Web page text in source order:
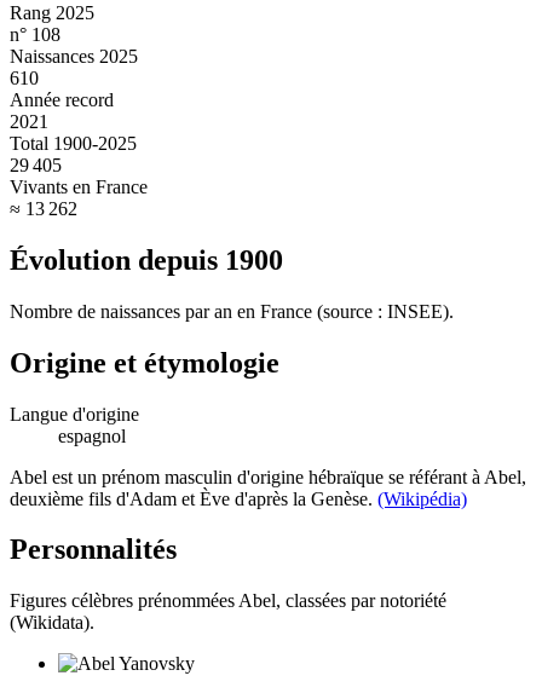
Rang 2025
n° 108
Naissances 2025
610
Année record
2021
Total 1900-2025
29 405
Vivants en France
≈ 13 262
Évolution depuis 1900
Nombre de naissances par an en France (source : INSEE).
Origine et étymologie
Langue d'origine
espagnol
Abel est un prénom masculin d'origine hébraïque se référant à Abel,
deuxième fils d'Adam et Ève d'après la Genèse. (Wikipédia)
Personnalités
Figures célèbres prénommées Abel, classées par notoriété
(Wikidata).